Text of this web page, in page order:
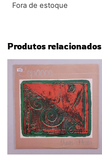
Fora de estoque
Produtos relacionados